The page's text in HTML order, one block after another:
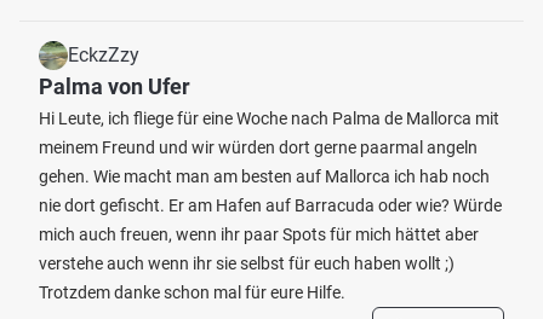
EckzZzy
Palma von Ufer
Hi Leute, ich fliege für eine Woche nach Palma de Mallorca mit
meinem Freund und wir würden dort gerne paarmal angeln
gehen. Wie macht man am besten auf Mallorca ich hab noch
nie dort gefischt. Er am Hafen auf Barracuda oder wie? Würde
mich auch freuen, wenn ihr paar Spots für mich hättet aber
verstehe auch wenn ihr sie selbst für euch haben wollt ;)
Trotzdem danke schon mal für eure Hilfe.